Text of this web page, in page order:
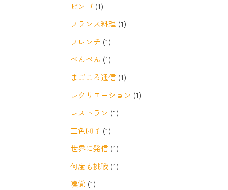
ビンゴ (1)
フランス料理 (1)
フレンチ (1)
べんべん (1)
まごころ通信 (1)
レクリエーション (1)
レストラン (1)
三色団子 (1)
世界に発信 (1)
何度も挑戦 (1)
嗅覚 (1)